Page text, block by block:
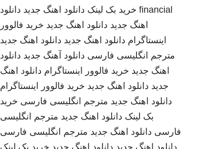
financial خرید بک لینک دانلود اهنگ جدید دانلود
اهنگ جدید دانلود اهنگ جدید خرید فالوور
اینستاگرام دانلود اهنگ جدید دانلود اهنگ جدید
مترجم انگلیسی فارسی دانلود آهنگ جدید دانلود
اهنگ جدید خرید فالوور اینستاگرام دانلود اهنگ
جدید دانلود اهنگ جدید خرید فالوور اینستاگرام
دانلود اهنگ جدید مترجم انگلیسی فارسی خرید
بک لینک دانلود اهنگ جدید مترجم انگلیسی
فارسی دانلود اهنگ جدید مترجم انگلیسی فارسی
دانلود اهنگ جدید دانلود اهنگ جدید خرید بک لینک